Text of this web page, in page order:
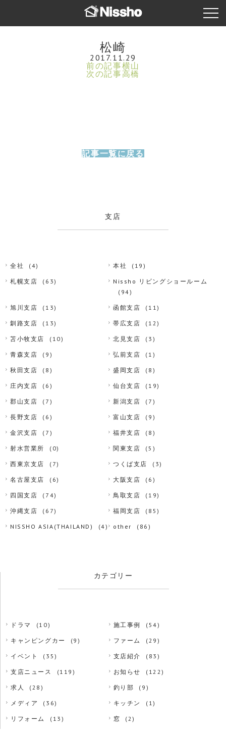
松崎
2017.11.29
前の記事横山
次の記事高橋
記事一覧に戻る
支店
全社 (4) 本社 (19)
札幌支店 (63)
Nissho リビングショールーム
(94)
旭川支店 (13) 函館支店 (11)
釧路支店 (13) 帯広支店 (12)
苫小牧支店 (10) 北見支店 (3)
青森支店 (9) 弘前支店 (1)
秋田支店 (8) 盛岡支店 (8)
庄内支店 (6) 仙台支店 (19)
郡山支店 (7) 新潟支店 (7)
長野支店 (6) 富山支店 (9)
金沢支店 (7) 福井支店 (8)
射水営業所 (0) 関東支店 (5)
西東京支店 (7) つくば支店 (3)
名古屋支店 (6) 大阪支店 (6)
四国支店 (74) 鳥取支店 (19)
沖縄支店 (67) 福岡支店 (85)
NISSHO ASIA(THAILAND) (4) other (86)
カテゴリー
ドラマ (10) 施工事例 (54)
キャンピングカー (9) ファーム (29)
イベント (35) 支店紹介 (83)
支店ニュース (119) お知らせ (122)
求人 (28) 釣り部 (9)
メディア (36) キッチン (1)
リフォーム (13) 窓 (2)